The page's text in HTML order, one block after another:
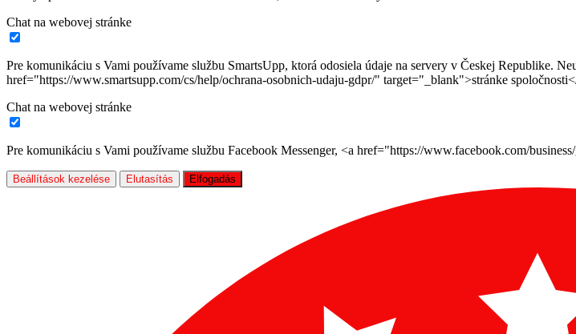
Chat na webovej stránke
Pre komunikáciu s Vami používame službu SmartsUpp, ktorá odosiela údaje na servery v Českej Republike.
href="https://www.smartsupp.com/cs/help/ochrana-osobnich-udaju-gdpr/" target="_blank">stránke
Chat na webovej stránke
Pre komunikáciu s Vami používame službu Facebook Messenger, <a href="https://www.facebook.com/
Beállítások kezelése Elutasítás Elfogadás